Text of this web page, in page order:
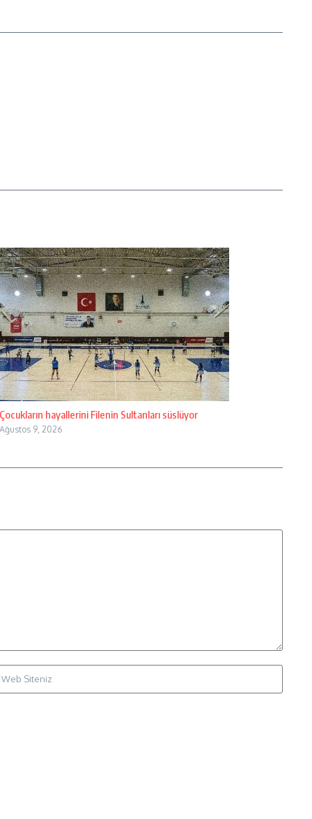
Çocukların hayallerini Filenin Sultanları süslüyor
Ağustos 9, 2026